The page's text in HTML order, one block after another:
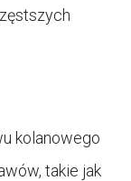
kolanowego
takie jak